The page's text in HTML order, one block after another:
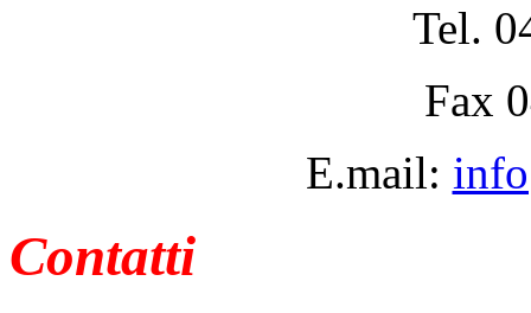
Tel.
Fax
E.mail:
Contatti